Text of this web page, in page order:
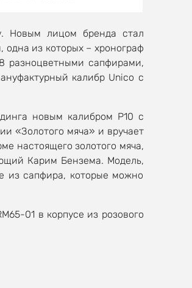
Новым лицом бренда стал
из которых – хронограф
разноцветными сапфирами,
калибр Unico с
новым калибром Р10 с
«Золотого мяча» и вручает
настоящего золотого мяча,
Карим Бензема. Модель,
из сапфира, которые можно
01 в корпусе из розового